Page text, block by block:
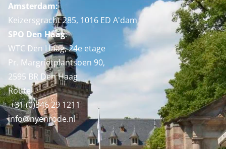
Amsterdam:
Keizersgracht 285, 1016 ED A'dam
SPO Den Haag:
WTC Den Haag, 24e etage
Pr. Margrietplantsoen 90,
2595 BR Den Haag
Route
+31 (0)346 29 1211
info@nyenrode.nl